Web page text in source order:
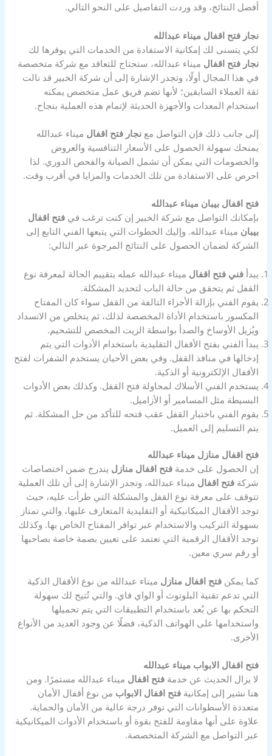
أفضل النتائج، وقد وردت التفاصيل على النحو التالي.
نجار فتح اقفال ميناء عبدالله
لكي يتسنى لك إمكانية الاستفادة من الخدمات التي يوفرها لك
نجار فتح اقفال ميناء عبدالله، ستحتاج للتعاقد مع شركة متخصصة
في هذا المجال أولًا، وتجدر الإشارة إلى أن شركة الخبير قد نالت
ثقة العملاء السابقين؛ لأنها تضم فريق عمل متخصص يمكنه
استخدام المعدات والأجهزة الحديثة لإتمام هذه العملية بنجاح.
إلى جانب ذلك فإن التواصل معنجار فتح اقفال ميناء عبدالله
يمنحك سهولة الحصول على الأسعار التنافسية والعروض
والخصومات التي يمكن أن تشمل الصيانة والفحص الدوري. لذا
احرص على الاستفادة من تلك الخدمات والمزايا في أقرب وقت.
فتح اقفال بيبان ميناء عبدالله
بإمكانك التواصل مع شركة الخبير إن كنت ترغب فيفتح اقفال
بيبان ميناء عبدالله. وإليك الخطوات التي يتبعها الفني التابع إلى
الشركة لضمان الحصول على النتائج المرجوة عبر التالي:
يبدأفني فتح اقفال ميناء عبدالله عمله بتقييم الحالة لمعرفة نوع
القفل ثم يتحقق من حالة الباب لتحديد المشكلة.
يقوم الفني بإزالة الأجزاء التالفة من القفل سواء كان المفتاح
المكسور باستخدام الأداة المخصصة لذلك، ثم يتخلص من الانسداد
ويُزيل الأوساخ والصدأ بواسطة الزيت المخصص للتشحيم.
يبدأ الفني بفتح الأقفال التقليدية باستخدام الأدوات التي يتم
إدخالها في منافذ القفل. وفي بعض الأحيان يستخدم الشفرات لفتح
الأقفال الإلكترونية أو الذكية.
يستخدم الفني الأسلاك لمحاولة فتح القفل. وكذلك بعض الأدوات
البسيطة مثل المسامير أو الأزاميل.
يقوم الفني باختبار القفل عقب فتحه للتأكد من حل المشكلة. ثم
يتم التسليم إلى العميل.
فتح اقفال منازل ميناء عبدالله
إن الحصول على خدمةفتح اقفال منازل يندرج ضمن اختصاصات
شركةفتح اقفال ميناء عبدالله، وتجدر الإشارة إلى أن تلك العملية
تتوقف على معرفة نوع القفل والمشكلة التي طرأت عليه، حيث
توجد الأقفال الميكانيكية أو التقليدية المتعارف عليها، والتي تمتاز
بسهولة التركيب والاستخدام عبر توافر المفتاح الخاص بها. وكذلك
توجد الأقفال الرقمية التي تعتمد على تعيين بصمة خاصة بصاحبها
أو رقم سري معين.
كما يمكنفتح اقفال منازل ميناء عبدالله من نوع الأقفال الذكية
التي تدعم تقنية البلوتوث أو الواي فاي. والتي تُتيح لك سهولة
التحكم بها عن بُعد باستخدام التطبيقات التي يتم تحميلها
واستخدامها على الهواتف الذكية، فضلًا عن وجود العديد من الأنواع
الأخرى.
فتح اقفال الابواب ميناء عبدالله
لا يزال الحديث عن خدمةفتح اقفال ميناء عبدالله مستمرًا. ومن
هنا نشير إلى إمكانيةفتح اقفال الابواب من نوع أقفال الأمان
متعددة الأسطوانات التي توفر درجة عالية من الأمان والحماية.
علاوة على أنها مقاومة للفتح بقوة أو باستخدام الأدوات الميكانيكية
عبر التواصل مع الشركة المتخصصة.